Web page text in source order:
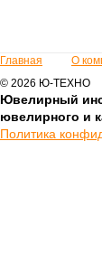
Главная О
© 2026 Ю-ТЕХНО
Ювелирный
ювелирного и
Политика